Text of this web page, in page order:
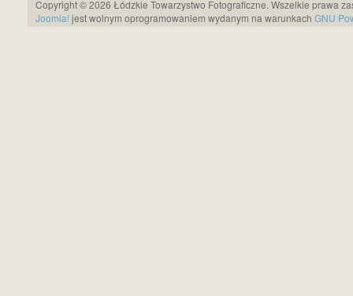
Copyright © 2026 Łódzkie Towarzystwo Fotograficzne. Wszelkie prawa
Joomla! jest wolnym oprogramowaniem wydanym na warunkach GNU